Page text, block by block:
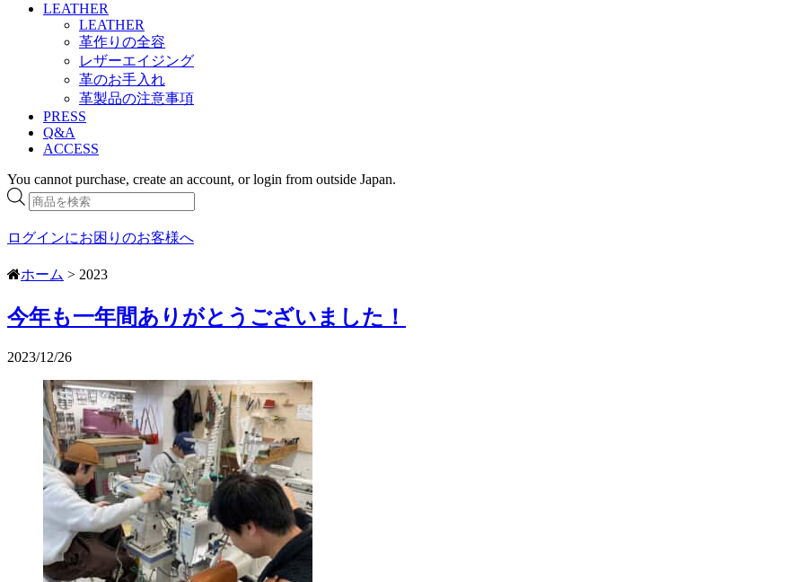
LEATHER
LEATHER
革作りの全容
レザーエイジング
革のお手入れ
革製品の注意事項
PRESS
Q&A
ACCESS
You cannot purchase, create an account, or login from outside Japan.
商
品
検
ログインにお困りのお客様へ
ホーム > 2023
今年も一年間ありがとうございました！
2023/12/26